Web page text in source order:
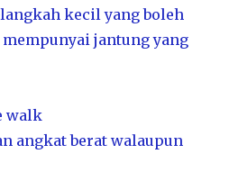
kecil yang boleh
jantung yang
walk
angkat berat walaupun